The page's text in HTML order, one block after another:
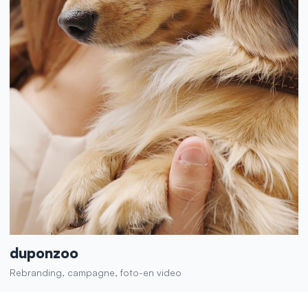
duponzoo
Rebranding, campagne, foto-en video